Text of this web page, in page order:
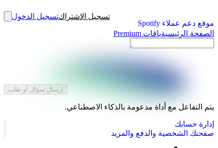
موقع دعم عملاء Spotify
تسجيل الاشتراكتسجيل الدخول
الصفحة الرئيسيةباقات Premium
إرسال سؤال أو طلب
يتم التفاعل مع أداة مدعومة بالذكاء الاصطناعي.
إدارة حسابك
صفحتك الشخصية والدفع والمزيد